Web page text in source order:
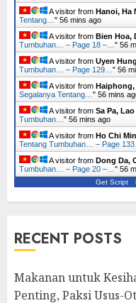
A visitor from Hanoi, Ha
Tentang… " 56 mins ago
A visitor from Bien Hoa,
Tumbuhan… – Page 18 –… " 56
A visitor from Uyen
Tumbuhan… – Page 129… " 56
A visitor from Haiphong,
Segalanya Tentang… " 56 mins
A visitor from Sa Pa,
Tumbuhan… " 56 mins ago
A visitor from Ho Chi
Tentang Tumbuhan… – Page
A visitor from Dong Da,
Tumbuhan… – Page 20 –… " 56
Get Script
RECENT POSTS
Makanan untuk
Penting, Paksi Usus-